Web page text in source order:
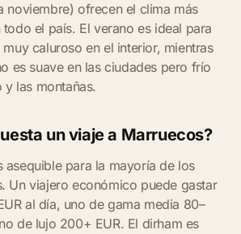
noviembre) ofrecen el clima más
el país. El verano es ideal para
caluroso en el interior, mientras
es suave en las ciudades pero frío
y las montañas.
un viaje a Marruecos?
asequible para la mayoría de los
Un viajero económico puede gastar
al día, uno de gama media 80–
de lujo 200+ EUR. El dirham es